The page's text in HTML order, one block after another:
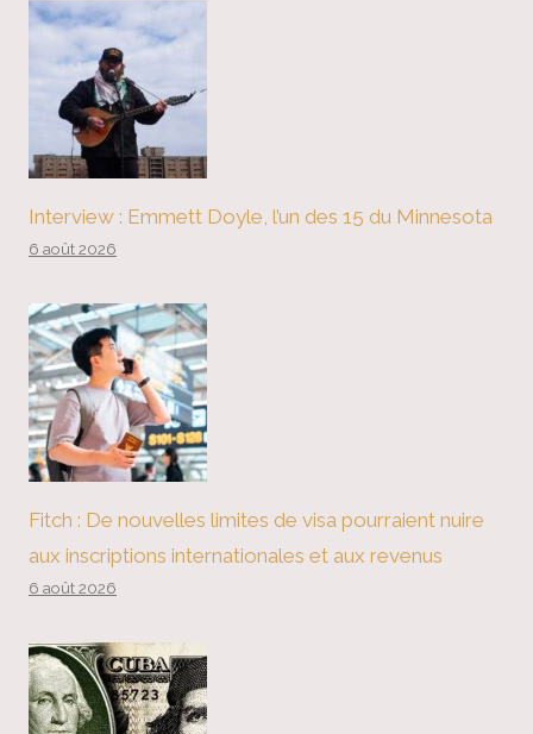
Interview : Emmett Doyle, l’un des 15 du Minnesota
6 août 2026
Fitch : De nouvelles limites de visa pourraient nuire
aux inscriptions internationales et aux revenus
6 août 2026